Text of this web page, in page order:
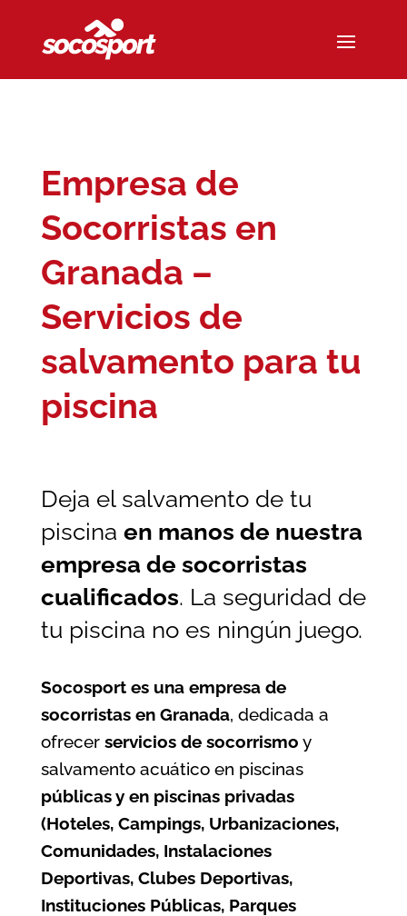
Empresa de
Socorristas en
Granada –
Servicios de
salvamento para tu
piscina
Deja el salvamento de tu
piscina en manos de nuestra
empresa de socorristas
cualificados. La seguridad de
tu piscina no es ningún juego.
Socosport es una empresa de
socorristas en Granada, dedicada a
ofrecer servicios de socorrismo y
salvamento acuático en piscinas
públicas y en piscinas privadas
(Hoteles, Campings, Urbanizaciones,
Comunidades, Instalaciones
Deportivas, Clubes Deportivas,
Instituciones Públicas, Parques